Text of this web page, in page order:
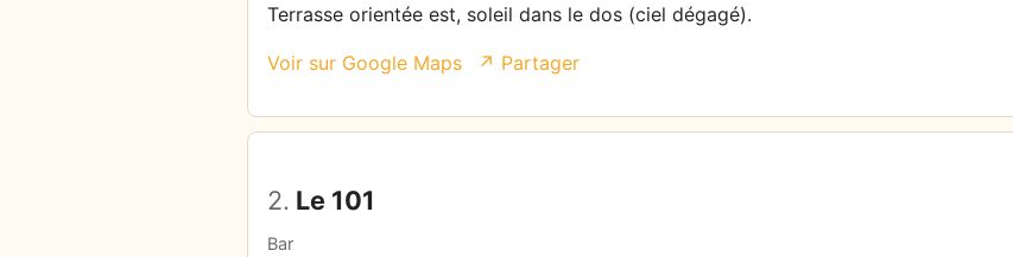
Terrasse orientée est, soleil dans le dos (ciel dégagé).
Voir sur Google Maps ↗ Partager
2. Le 101
Bar